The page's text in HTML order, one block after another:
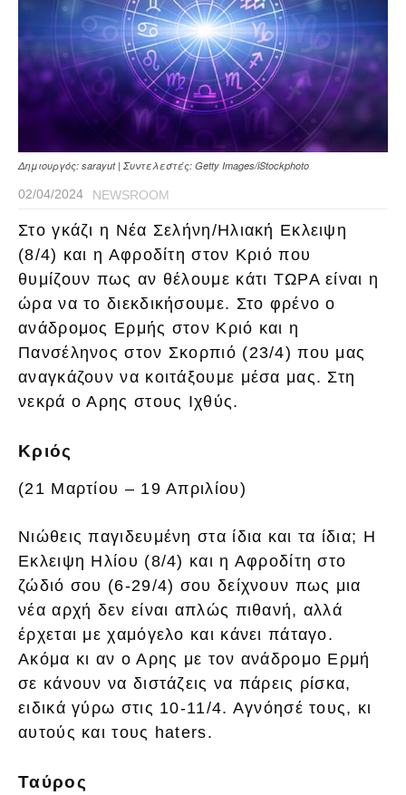
Δημιουργός: sarayut | Συντελεστές: Getty Images/iStockphoto
02/04/2024 NEWSROOM
Στο γκάζι η Νέα Σελήνη/Ηλιακή Eκλειψη
(8/4) και η Αφροδίτη στον Κριό που
θυμίζουν πως αν θέλουμε κάτι ΤΩΡΑ είναι η
ώρα να το διεκδικήσουμε. Στο φρένο ο
ανάδρομος Ερμής στον Κριό και η
Πανσέληνος στον Σκορπιό (23/4) που μας
αναγκάζουν να κοιτάξουμε μέσα μας. Στη
νεκρά ο Αρης στους Ιχθύς.
Κριός
(21 Μαρτίου – 19 Απριλίου)
Νιώθεις παγιδευμένη στα ίδια και τα ίδια; Η
Εκλειψη Ηλίου (8/4) και η Αφροδίτη στο
ζώδιό σου (6-29/4) σου δείχνουν πως μια
νέα αρχή δεν είναι απλώς πιθανή, αλλά
έρχεται με χαμόγελο και κάνει πάταγο.
Ακόμα κι αν ο Αρης με τον ανάδρομο Ερμή
σε κάνουν να διστάζεις να πάρεις ρίσκα,
ειδικά γύρω στις 10-11/4. Αγνόησέ τους, κι
αυτούς και τους haters.
Ταύρος